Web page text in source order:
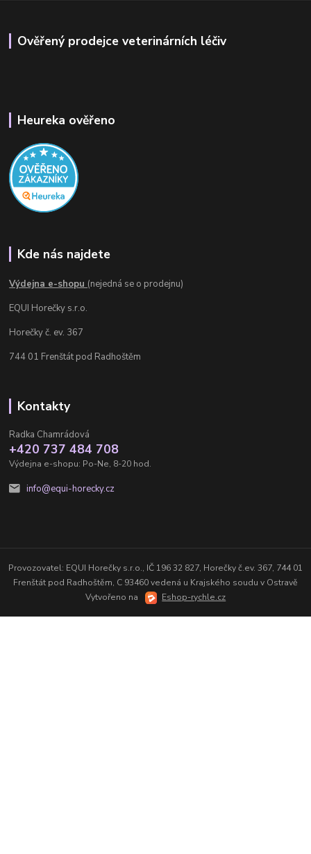
Ověřený prodejce veterinárních léčiv
Heureka ověřeno
Kde nás najdete
Výdejna e-shopu (nejedná se o prodejnu)
EQUI Horečky s.r.o.
Horečky č. ev. 367
744 01 Frenštát pod Radhoštěm
Kontakty
Radka Chamrádová
+420 737 484 708
Výdejna e-shopu: Po-Ne, 8-20 hod.
info@equi-horecky.cz
Provozovatel: EQUI Horečky s.r.o., IČ 196 32 827, Horečky č.ev. 367, 744 01
Frenštát pod Radhoštěm, C 93460 vedená u Krajského soudu v Ostravě
Vytvořeno na
Eshop-rychle.cz